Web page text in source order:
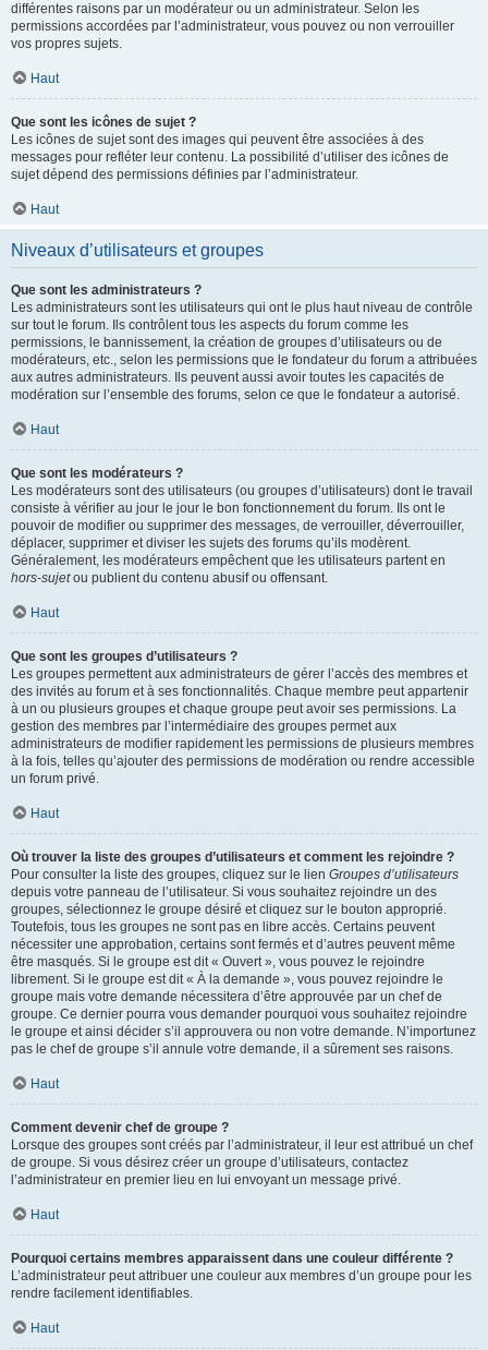
différentes raisons par un modérateur ou un administrateur. Selon les
permissions accordées par l’administrateur, vous pouvez ou non verrouiller
vos propres sujets.
Haut
Que sont les icônes de sujet ?
Les icônes de sujet sont des images qui peuvent être associées à des
messages pour refléter leur contenu. La possibilité d’utiliser des icônes de
sujet dépend des permissions définies par l’administrateur.
Haut
Niveaux d’utilisateurs et groupes
Que sont les administrateurs ?
Les administrateurs sont les utilisateurs qui ont le plus haut niveau de contrôle
sur tout le forum. Ils contrôlent tous les aspects du forum comme les
permissions, le bannissement, la création de groupes d’utilisateurs ou de
modérateurs, etc., selon les permissions que le fondateur du forum a attribuées
aux autres administrateurs. Ils peuvent aussi avoir toutes les capacités de
modération sur l’ensemble des forums, selon ce que le fondateur a autorisé.
Haut
Que sont les modérateurs ?
Les modérateurs sont des utilisateurs (ou groupes d’utilisateurs) dont le travail
consiste à vérifier au jour le jour le bon fonctionnement du forum. Ils ont le
pouvoir de modifier ou supprimer des messages, de verrouiller, déverrouiller,
déplacer, supprimer et diviser les sujets des forums qu’ils modèrent.
Généralement, les modérateurs empêchent que les utilisateurs partent en
hors-sujetou publient du contenu abusif ou offensant.
Haut
Que sont les groupes d’utilisateurs ?
Les groupes permettent aux administrateurs de gérer l’accès des membres et
des invités au forum et à ses fonctionnalités. Chaque membre peut appartenir
à un ou plusieurs groupes et chaque groupe peut avoir ses permissions. La
gestion des membres par l’intermédiaire des groupes permet aux
administrateurs de modifier rapidement les permissions de plusieurs membres
à la fois, telles qu’ajouter des permissions de modération ou rendre accessible
un forum privé.
Haut
Où trouver la liste des groupes d’utilisateurs et comment les rejoindre ?
Pour consulter la liste des groupes, cliquez sur le lien Groupes d’utilisateurs
depuis votre panneau de l’utilisateur. Si vous souhaitez rejoindre un des
groupes, sélectionnez le groupe désiré et cliquez sur le bouton approprié.
Toutefois, tous les groupes ne sont pas en libre accès. Certains peuvent
nécessiter une approbation, certains sont fermés et d’autres peuvent même
être masqués. Si le groupe est dit « Ouvert », vous pouvez le rejoindre
librement. Si le groupe est dit « À la demande », vous pouvez rejoindre le
groupe mais votre demande nécessitera d’être approuvée par un chef de
groupe. Ce dernier pourra vous demander pourquoi vous souhaitez rejoindre
le groupe et ainsi décider s’il approuvera ou non votre demande. N’importunez
pas le chef de groupe s’il annule votre demande, il a sûrement ses raisons.
Haut
Comment devenir chef de groupe ?
Lorsque des groupes sont créés par l’administrateur, il leur est attribué un chef
de groupe. Si vous désirez créer un groupe d’utilisateurs, contactez
l’administrateur en premier lieu en lui envoyant un message privé.
Haut
Pourquoi certains membres apparaissent dans une couleur différente ?
L’administrateur peut attribuer une couleur aux membres d’un groupe pour les
rendre facilement identifiables.
Haut